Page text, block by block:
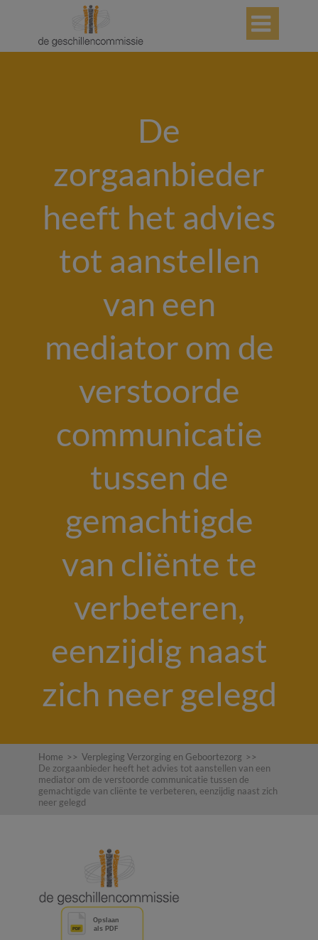

De
zorgaanbieder
heeft het advies
tot aanstellen
van een
mediator om de
verstoorde
communicatie
tussen de
gemachtigde
van cliënte te
verbeteren,
eenzijdig naast
zich neer gelegd
Home >> Verpleging Verzorging en Geboortezorg >>
De zorgaanbieder heeft het advies tot aanstellen van een
mediator om de verstoorde communicatie tussen de
gemachtigde van cliënte te verbeteren, eenzijdig naast zich
neer gelegd